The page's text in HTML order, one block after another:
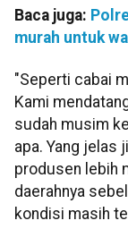
Baca juga:
murah untuk
"Seperti cabai
Kami
sudah musim
apa. Yang jelas
produsen lebih
daerahnya
kondisi masih